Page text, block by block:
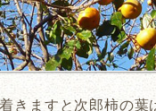
きますと次郎柿の葉